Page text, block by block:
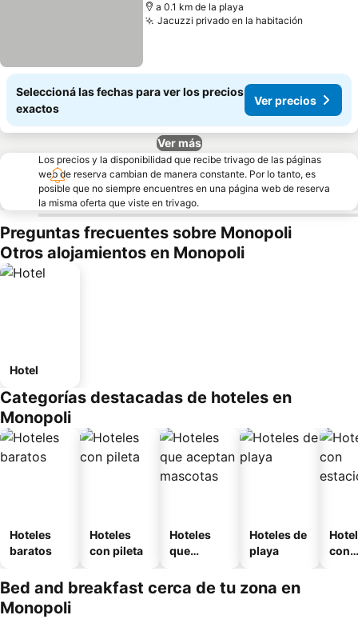
a 0.1 km de la playa
Jacuzzi privado en la habitación
Seleccioná las fechas para ver los precios
exactos
Ver precios
Ver más
Los precios y la disponibilidad que recibe trivago de las páginas
web de reserva cambian de manera constante. Por lo tanto, es
posible que no siempre encuentres en una página web de reserva
la misma oferta que viste en trivago.
Preguntas frecuentes sobre Monopoli
Otros alojamientos en Monopoli
Hotel
Categorías destacadas de hoteles en
Monopoli
Hoteles
baratos
Hoteles
con pileta
Hoteles
que
mascotas
Hoteles de
playa
con
Bed and breakfast cerca de tu zona en
Monopoli